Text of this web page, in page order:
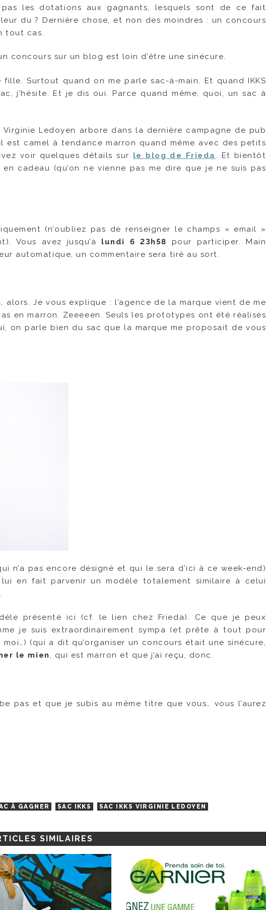
les dotations aux gagnants, lesquels sont de ce fait
du ? Dernière chose, et non des moindres : un concours
tout cas.
concours sur un blog est loin d’être une sinécure.
Surtout quand on me parle sac-à-main. Et quand IKKS
j’hésite. Et je dis oui. Parce quand même, quoi, un sac à
Virginie Ledoyen arbore dans la dernière campagne de pub
camel à tendance marron quand même avec des petits
voir quelques détails sur le blog de Frieda . Et bientôt
cadeau (qu’on ne vienne pas me dire que je ne suis pas
(n’oubliez pas de renseigner le champs « email »
Vous avez jusqu’à lundi 6 23h58 pour participer. Main
automatique, un commentaire sera tiré au sort.
alors. Je vous explique : l’agence de la marque vient de me
en marron. Zeeeeen. Seuls les prototypes ont été réalisés
on parle bien du sac que la marque me proposait de vous
n’a pas encore désigné et qui le sera d’ici à ce week-end)
en fait parvenir un modèle totalement similaire à celui
présenté ici (cf. le lien chez Frieda). Ce que je peux
je suis extraordinairement sympa (et prête à tout pour
(qui a dit qu’organiser un concours était une sinécure,
le mien , qui est marron et que j’ai reçu, donc.
pas et que je subis au même titre que vous… vous l’aurez
À GAGNER SAC IKKS SAC IKKS VIRGINIE LEDOYEN
SIMILAIRES